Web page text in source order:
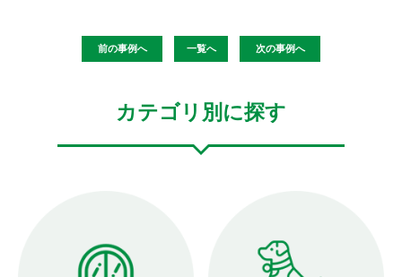
前の事例へ 一覧へ 次の事例へ
カテゴリ別に探す